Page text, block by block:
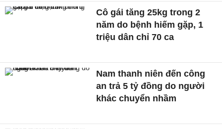
Cô gái tăng 25kg trong 2
năm do bệnh hiếm gặp, 1
triệu dân chỉ 70 ca
Nam thanh niên đến công
an trả 5 tỷ đồng do người
khác chuyển nhầm